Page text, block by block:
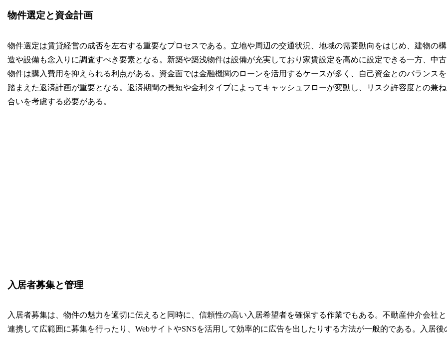
物件選定と資金計画
物件選定は賃貸経営の成否を左右する重要なプロセスである。立地や周辺の交通状況、地域の需要動向をはじめ、建物の構
造や設備も念入りに調査すべき要素となる。新築や築浅物件は設備が充実しており家賃設定を高めに設定できる一方、中古
物件は購入費用を抑えられる利点がある。資金面では金融機関のローンを活用するケースが多く、自己資金とのバランスを
踏まえた返済計画が重要となる。返済期間の長短や金利タイプによってキャッシュフローが変動し、リスク許容度との兼ね
合いを考慮する必要がある。
入居者募集と管理
入居者募集は、物件の魅力を適切に伝えると同時に、信頼性の高い入居希望者を確保する作業でもある。不動産仲介会社と
連携して広範囲に募集を行ったり、WebサイトやSNSを活用して効率的に広告を出したりする方法が一般的である。入居後